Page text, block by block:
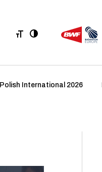
Polish International 2026